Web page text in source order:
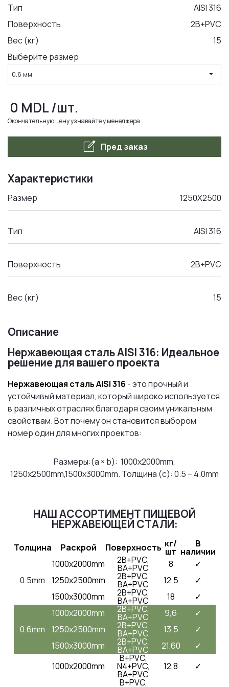
LA COMANDA
Тип
AISI 316
Поверхность
2B+PVC
Вес (кг)
15
Выберите размер
0.6 мм arrow_drop_down
0 MDL/шт.
Окончательную цену узнавайте у менеджера
edit_square Пред заказ
Характеристики
Размер 1250Х2500
Тип AISI 316
Поверхность 2B+PVC
Вес (кг) 15
Описание
Нержавеющая сталь AISI 316: Идеальное
решение для вашего проекта
Нержавеющая сталь AISI 316 - это прочный и
устойчивый материал, который широко используется
в различных отраслях благодаря своим уникальным
свойствам. Вот почему он становится выбором
номер один для многих проектов:
Размеры:(a × b): 1000x2000mm,
1250x2500mm,1500x3000mm. Толщина (с): 0.5 – 4.0mm
НАШ АССОРТИМЕНТ ПИЩЕВОЙ
НЕРЖАВЕЮЩЕЙ СТАЛИ:
Толщина Раскрой Поверхность кг/
шт
В
наличии
0.5mm
1000x2000mm 2B+PVC,
BA+PVC 8
✓
1250x2500mm
2B+PVC,
BA+PVC 12,5
✓
1500x3000mm
2B+PVC,
BA+PVC 18 ✓
0.6mm
1000x2000mm 2B+PVC,
BA+PVC 9,6
✓
1250x2500mm
2B+PVC,
BA+PVC 13,5
✓
1500x3000mm
2B+PVC,
BA+PVC 21.60 ✓
1000x2000mm
B+PVC,
N4+PVC,
BA+PVC
12,8 ✓
B+PVC,